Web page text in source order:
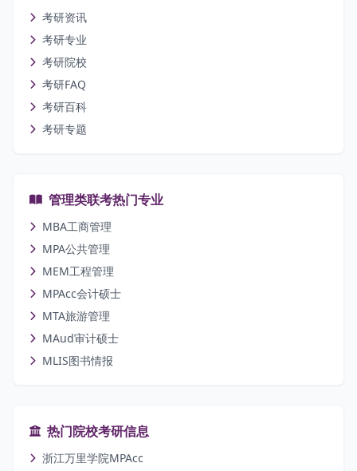
考研资讯
考研专业
考研院校
考研FAQ
考研百科
考研专题
管理类联考热门专业
MBA工商管理
MPA公共管理
MEM工程管理
MPAcc会计硕士
MTA旅游管理
MAud审计硕士
MLIS图书情报
热门院校考研信息
浙江万里学院MPAcc